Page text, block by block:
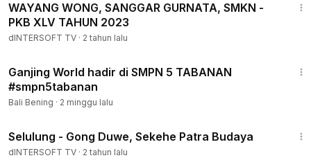
WAYANG WONG, SANGGAR GURNATA, SMKN -
PKB XLV TAHUN 2023
dINTERSOFT TV · 2 tahun lalu
Ganjing World hadir di SMPN 5 TABANAN
#smpn5tabanan
Bali Bening · 2 minggu lalu
Selulung - Gong Duwe, Sekehe Patra Budaya
dINTERSOFT TV · 2 tahun lalu